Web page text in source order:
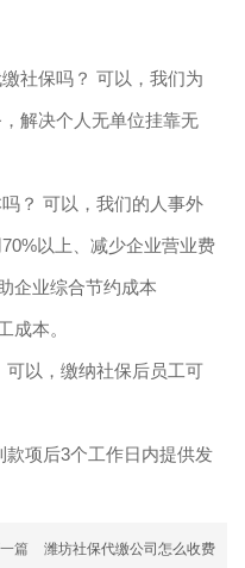
社保吗？ 可以，我们为
解决个人无单位挂靠无
？ 可以，我们的人事外
以上、减少企业营业费
企业综合节约成本
成本。
以，缴纳社保后员工可
项后3个工作日内提供发
篇 潍坊社保代缴公司怎么收费